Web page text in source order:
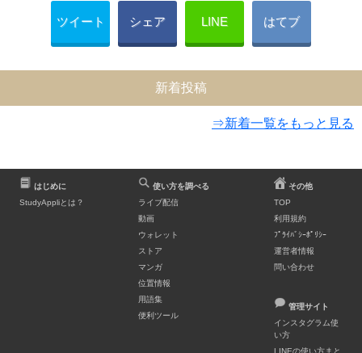
ツイート シェア LINE はてブ
新着投稿
⇒新着一覧をもっと見る
はじめに
StudyAppliとは？
使い方を調べる
ライブ配信
動画
ウォレット
ストア
マンガ
位置情報
用語集
便利ツール
その他
TOP
利用規約
ﾌﾟﾗｲﾊﾞｼｰﾎﾟﾘｼｰ
運営者情報
問い合わせ
管理サイト
インスタグラム使
い方
LINEの使い方まと